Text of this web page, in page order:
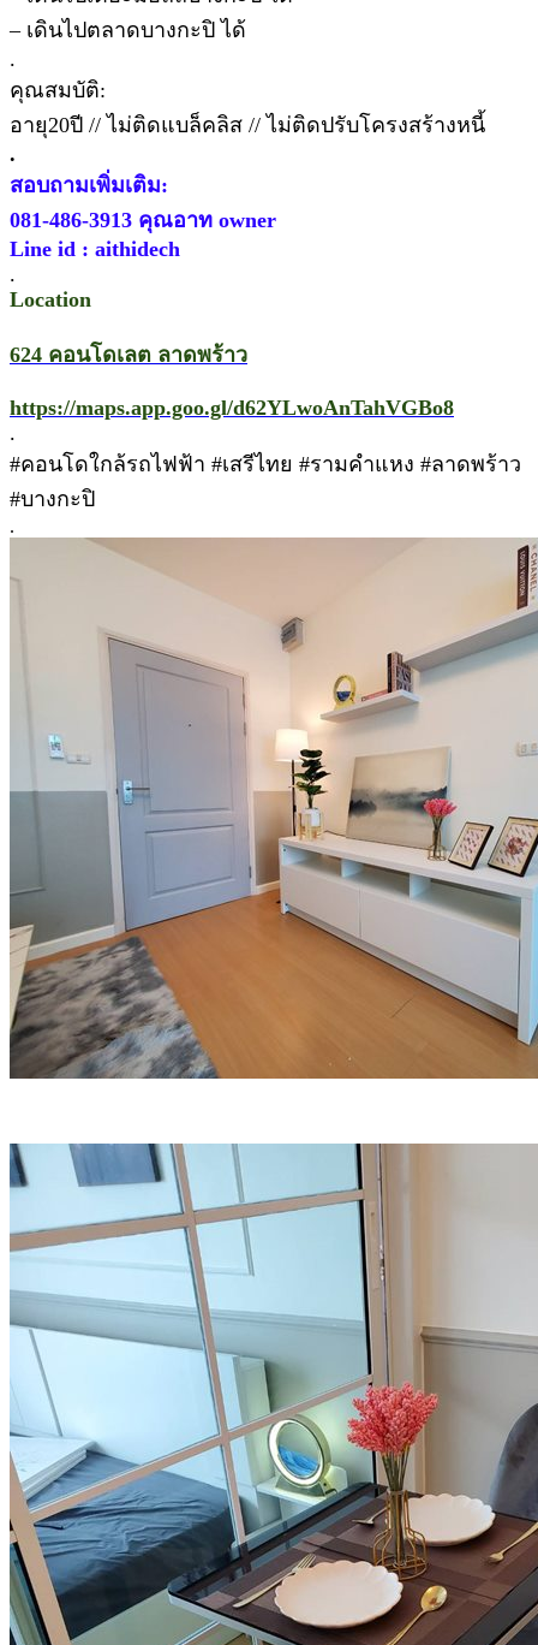
– เดินไปตลาดบางกะปิ ได้
.
คุณสมบัติ:
อายุ20ปี // ไม่ติดแบล็คลิส // ไม่ติดปรับโครงสร้างหนี้
.
สอบถามเพิ่มเติม:
081-486-3913 คุณอาท owner
Line id : aithidech
.
Location
624 คอนโดเลต ลาดพร้าว
https://maps.app.goo.gl/d62YLwoAnTahVGBo8
.
#คอนโดใกล้รถไฟฟ้า #เสรีไทย #รามคำแหง #ลาดพร้าว
#บางกะปิ
.